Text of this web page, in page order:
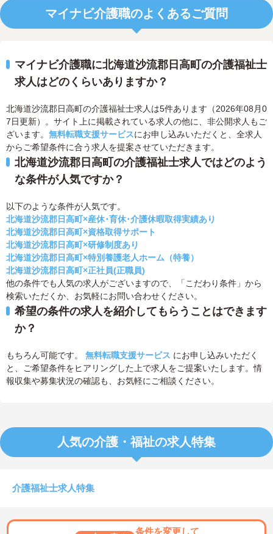
マイナビ介護職のよくあるご質問
マイナビ介護職に北海道沙流郡日高町の介護福祉士
求人はどのくらいありますか？
北海道沙流郡日高町の介護福祉士求人は5件あります（2026年08月0
7日更新）。サイト上に掲載されている求人の他に、非公開求人もご
ざいます。 無料転職支援サービスにお申し込みいただくと、全求人
からご希望条件に合う求人を提案させていただきます。
北海道沙流郡日高町の介護福祉士求人ではどのよう
な条件が人気ですか？
以下のような条件が人気です。
北海道沙流郡日高町×産休･育休･介護休暇取得実績あり
北海道沙流郡日高町×資格取得サポート
北海道沙流郡日高町×研修制度あり
北海道沙流郡日高町×特別養護老人ホーム（特養）
北海道沙流郡日高町×正社員(正職員)
他の条件でも人気の求人がございますので、「こだわり条件」から
検索いただくか、お気軽にお問い合わせください。
希望の条件の求人を紹介してもらうことはできます
か？
もちろん可能です。 無料転職支援サービス にお申し込みいただく
と、ご希望条件をヒアリングした上で求人をご提案いたします。情
報収集や募集状況の確認も、お気軽にご相談ください。
人気の介護・福祉の求人特集
介護福祉士求人特集
条件を変更して